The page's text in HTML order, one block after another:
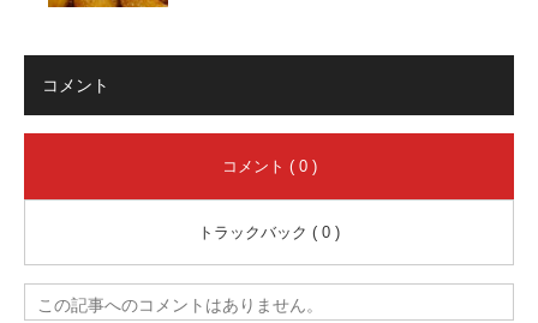
コメント
コメント ( 0 )
トラックバック ( 0 )
この記事へのコメントはありません。